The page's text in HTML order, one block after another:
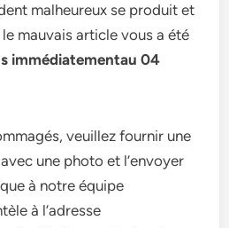
malheureux se produit et
mauvais article vous a été
immédiatementau 04
veuillez fournir une
une photo et l’envoyer
à notre équipe
à l’adresse